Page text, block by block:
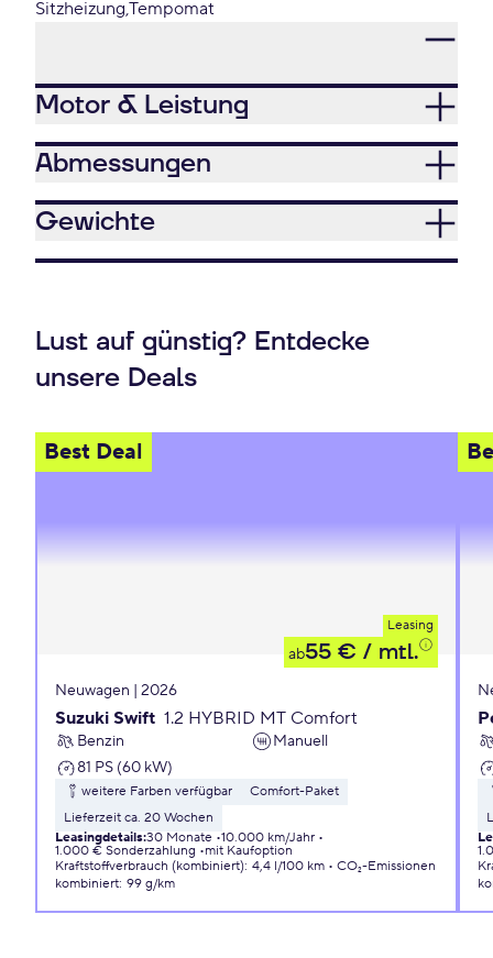
Sitzheizung Tempomat
Motor & Leistung
Abmessungen
Gewichte
Lust auf günstig? Entdecke
unsere Deals
Best Deal
Leasing
ab55 € / mtl.
Neuwagen | 2026
Suzuki Swift 1.2 HYBRID MT Comfort
Benzin
Manuell
81 PS (60 kW)
weitere Farben verfügbar
Comfort-Paket
Lieferzeit ca. 20 Wochen
Leasingdetails:30 Monate 10.000 km/Jahr
1.000 € Sonderzahlung
mit Kaufoption
Kraftstoffverbrauch (kombiniert): 4,4 l/100 km
CO₂-Emissionen
kombiniert: 99 g/km